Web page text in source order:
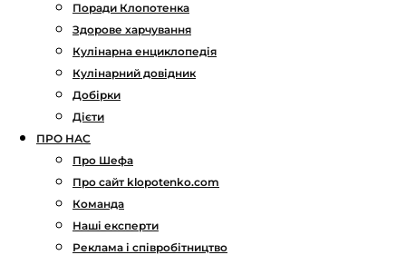
Поради Клопотенка
Здорове харчування
Кулінарна енциклопедія
Кулінарний довідник
Добірки
Дієти
ПРО НАС
Про Шефа
Про сайт klopotenko.com
Команда
Наші експерти
Реклама і співробітництво